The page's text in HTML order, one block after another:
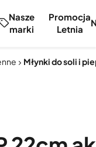
Nasze
marki
Promocja
Letnia
Młynki do soli i